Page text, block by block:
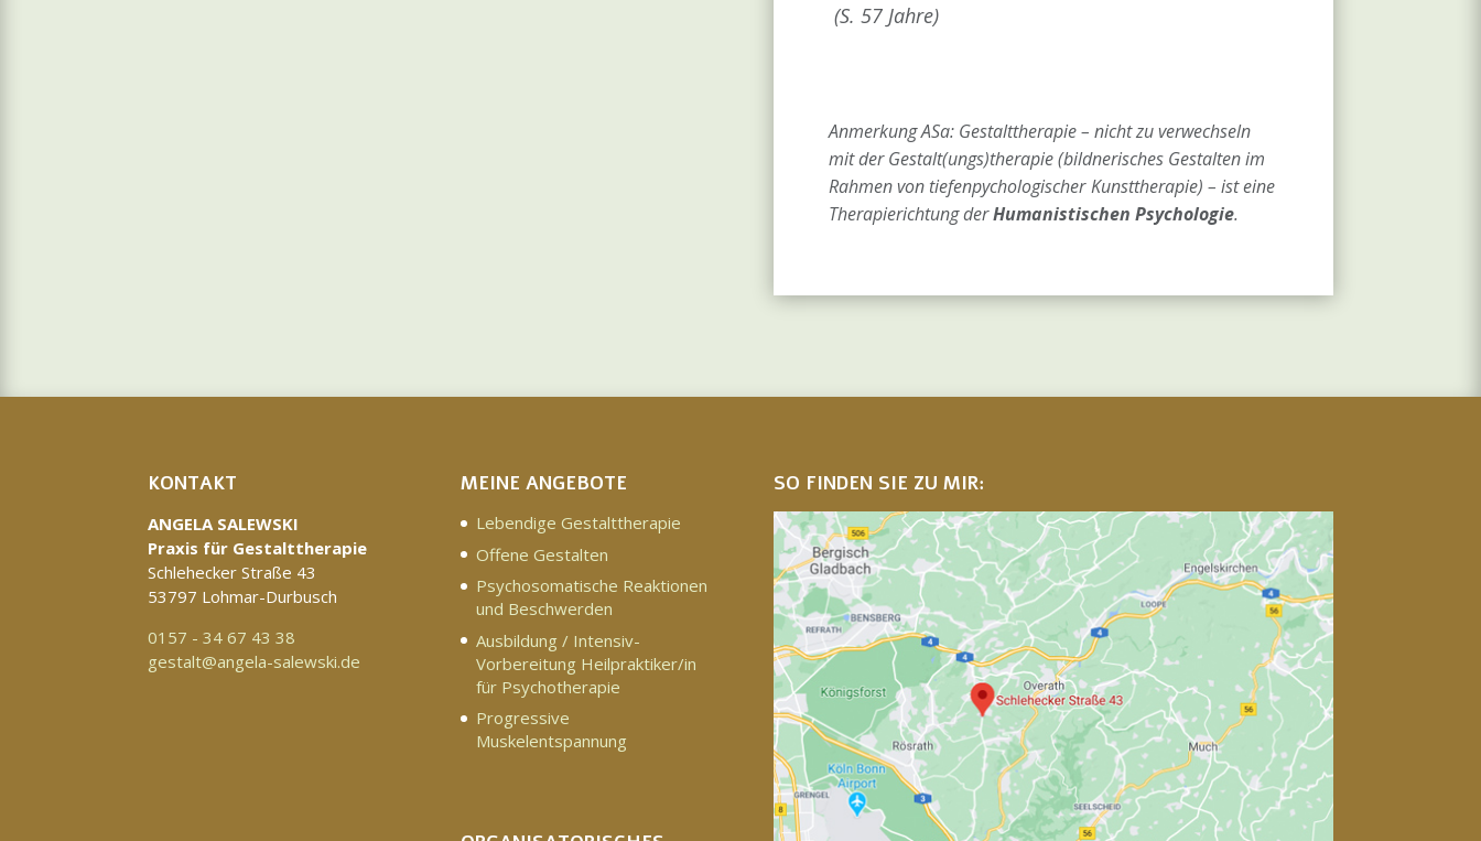
(S. 57 Jahre)
Anmerkung ASa: Gestalttherapie – nicht zu verwechseln
mit der Gestalt(ungs)therapie (bildnerisches Gestalten im
Rahmen von tiefenpychologischer Kunsttherapie) – ist eine
Therapierichtung derHumanistischen Psychologie.
KONTAKT
ANGELA SALEWSKI
Praxis für Gestalttherapie
Schlehecker Straße 43
53797 Lohmar-Durbusch
0157 - 34 67 43 38
gestalt@angela-salewski.de
MEINE ANGEBOTE
Lebendige Gestalttherapie
Offene Gestalten
Psychosomatische Reaktionen
und Beschwerden
Ausbildung / Intensiv-
Vorbereitung Heilpraktiker/in
für Psychotherapie
Progressive
Muskelentspannung
SO FINDEN SIE ZU MIR: